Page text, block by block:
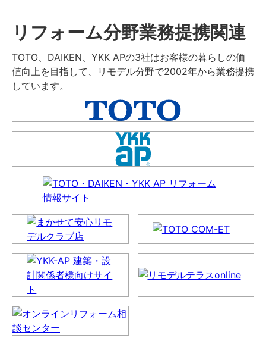
リフォーム分野業務提携関連
TOTO、DAIKEN、YKK APの3社はお客様の暮らしの価
値向上を目指して、リモデル分野で2002年から業務提携
しています。